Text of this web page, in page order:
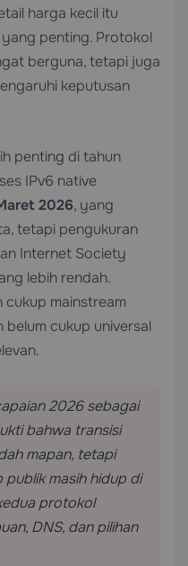
harga kecil itu
penting. Protokol
berguna, tetapi juga
keputusan
penting di tahun
IPv6 native
2026, yang
tetapi pengukuran
Internet Society
lebih rendah.
cukup mainstream
cukup universal
2026 sebagai
bahwa transisi
mapan, tetapi
masih hidup di
protokol
DNS, dan pilihan